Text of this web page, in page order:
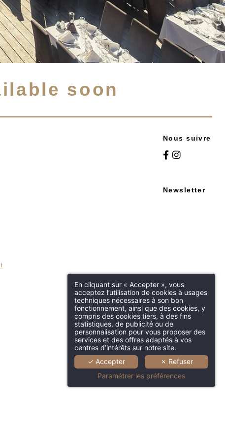
soon
Nous suivre
Newsletter
En cliquant sur « Accepter », vous
acceptez l’utilisation de cookies à usages
techniques nécessaires à son bon
fonctionnement, ainsi que des cookies, y
compris des cookies tiers, à des fins
statistiques, de publicité ou de
personnalisation pour vous proposer des
services et des offres adaptés à vos
centres d’intérêts sur notre site.
✓ Accepter
✗ Refuser
Paramétrer les préférences